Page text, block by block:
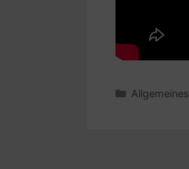
Kategorien
Allgemeines